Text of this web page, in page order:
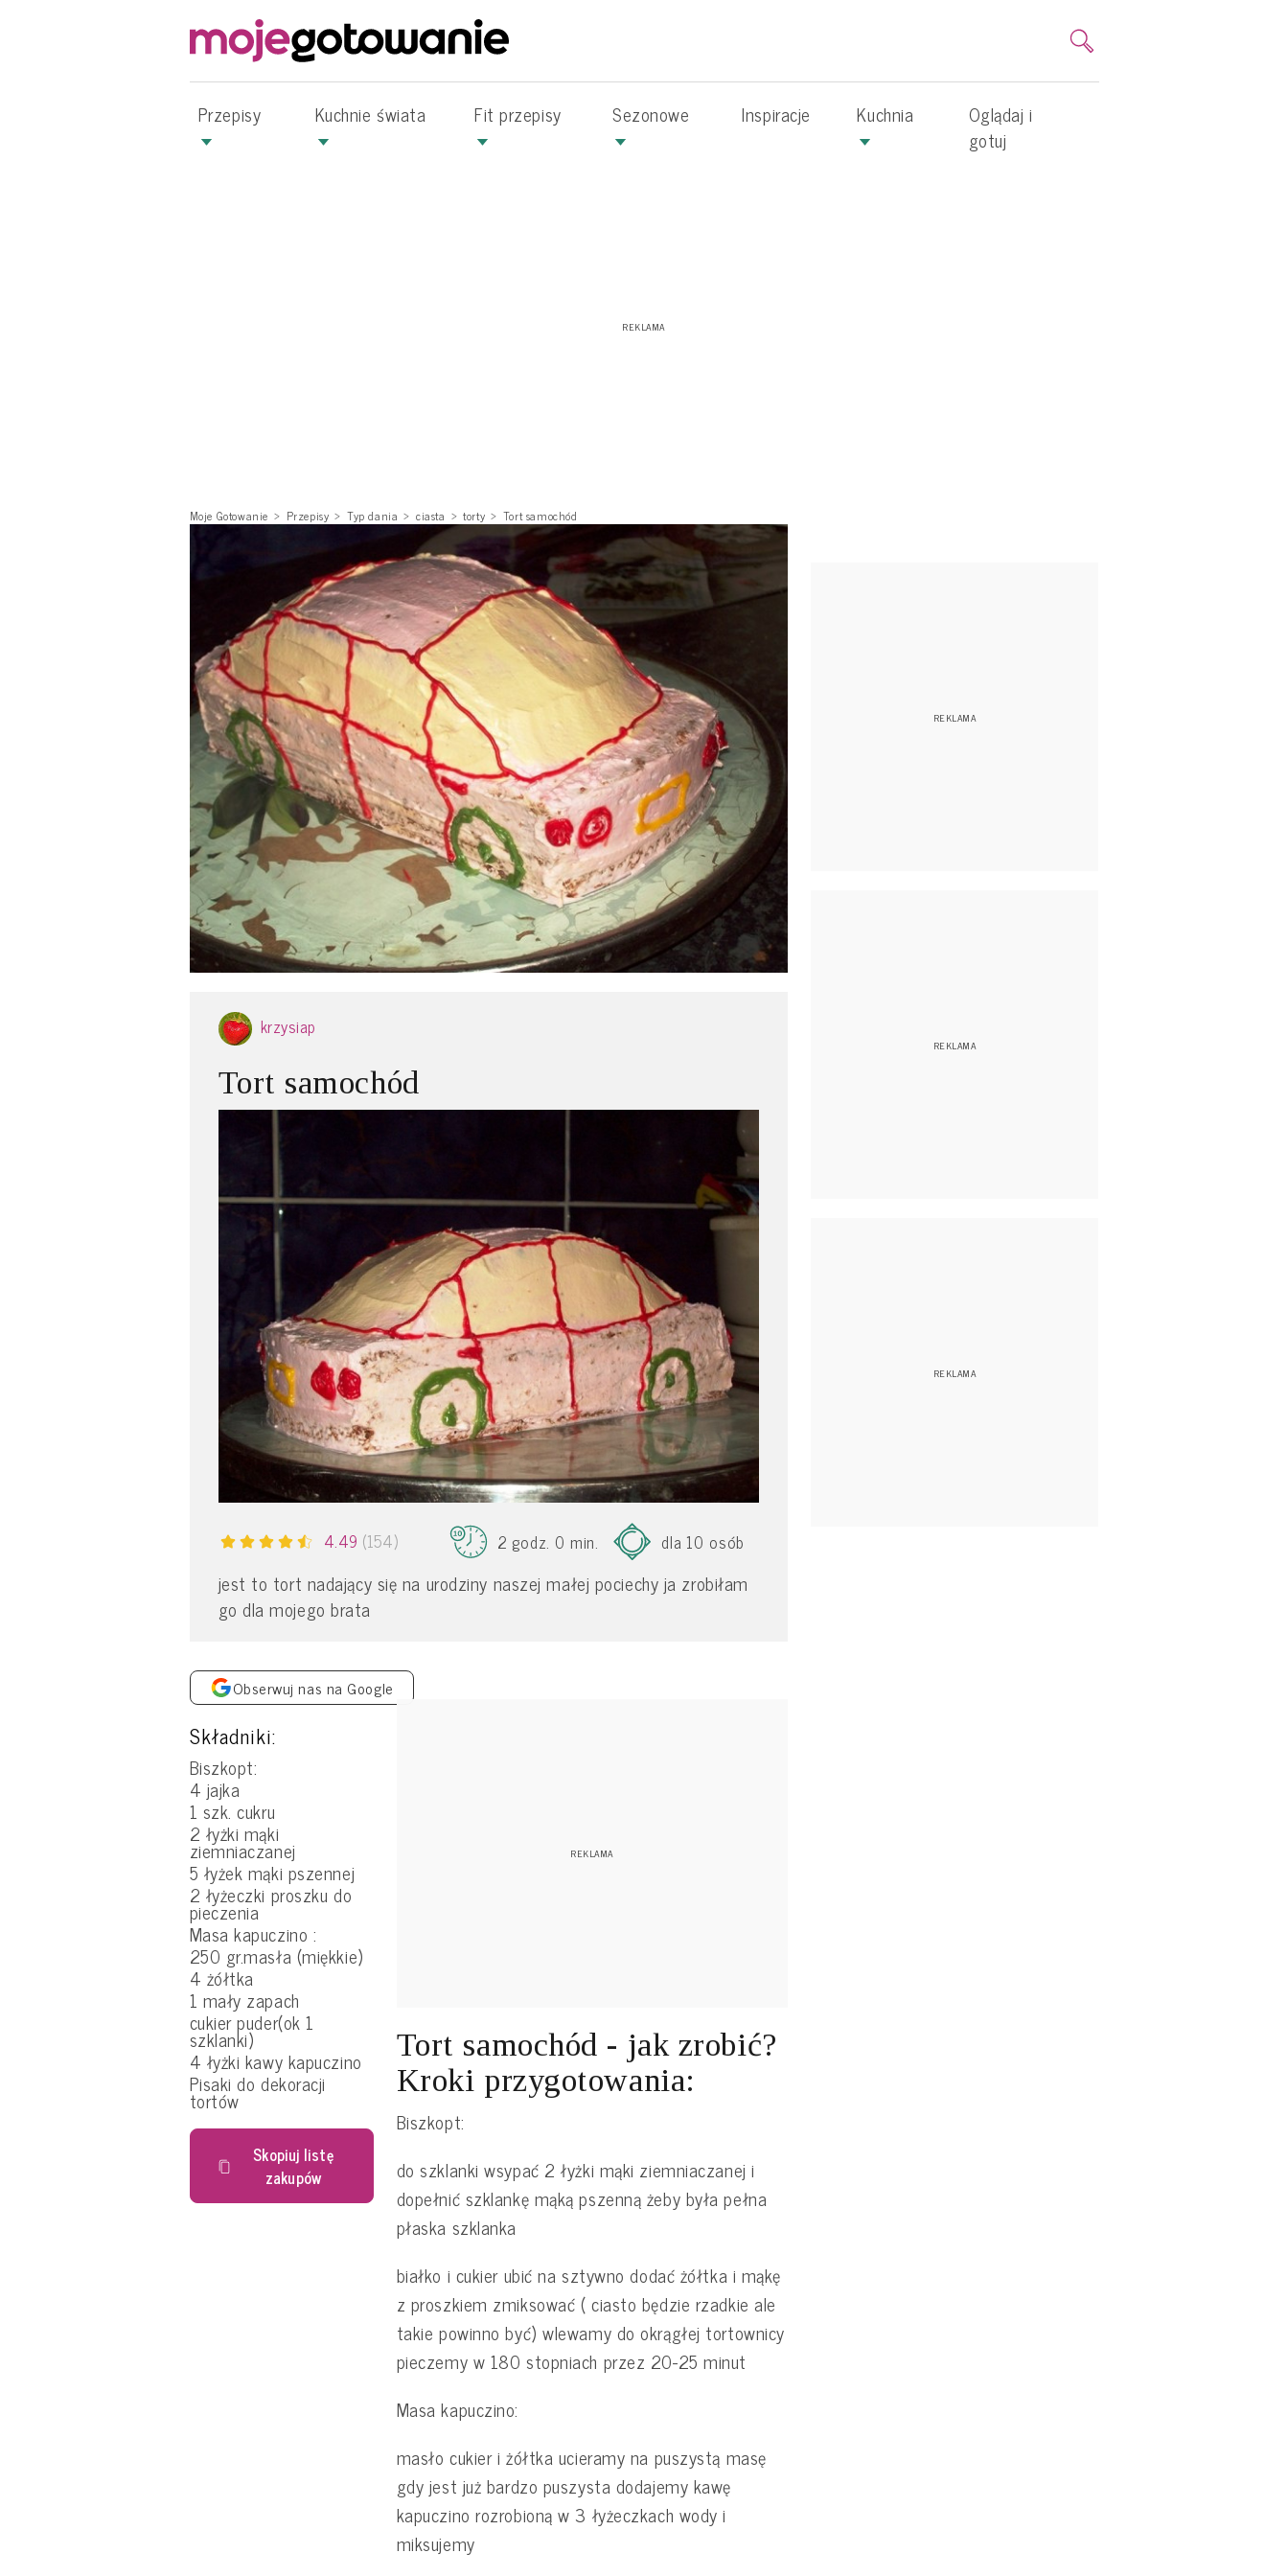
Przepisy Kuchnie świata Fit przepisy Sezonowe Inspiracje Kuchnia
Oglądaj i
gotuj
Moje Gotowanie Przepisy Typ dania ciasta torty Tort samochód
krzysiap
Tort samochód
4.49 (154) 2 godz. 0 min. dla 10 osób
jest to tort nadający się na urodziny naszej małej pociechy ja zrobiłam
go dla mojego brata
Obserwuj nas na Google
Składniki:
Biszkopt:
4 jajka
1 szk. cukru
2 łyżki mąki
ziemniaczanej
5 łyżek mąki pszennej
2 łyżeczki proszku do
pieczenia
Masa kapuczino :
250 gr.masła (miękkie)
4 żółtka
1 mały zapach
cukier puder(ok 1
szklanki)
4 łyżki kawy kapuczino
Pisaki do dekoracji
tortów
Skopiuj listę
zakupów
Tort samochód - jak zrobić?
Kroki przygotowania:
Biszkopt:
do szklanki wsypać 2 łyżki mąki ziemniaczanej i
dopełnić szklankę mąką pszenną żeby była pełna
płaska szklanka
białko i cukier ubić na sztywno dodać żółtka i mąkę
z proszkiem zmiksować ( ciasto będzie rzadkie ale
takie powinno być) wlewamy do okrągłej tortownicy
pieczemy w 180 stopniach przez 20-25 minut
Masa kapuczino:
masło cukier i żółtka ucieramy na puszystą masę
gdy jest już bardzo puszysta dodajemy kawę
kapuczino rozrobioną w 3 łyżeczkach wody i
miksujemy